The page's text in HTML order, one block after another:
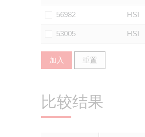
56982 HSI
53005 HSI
加入 重置
比较结果